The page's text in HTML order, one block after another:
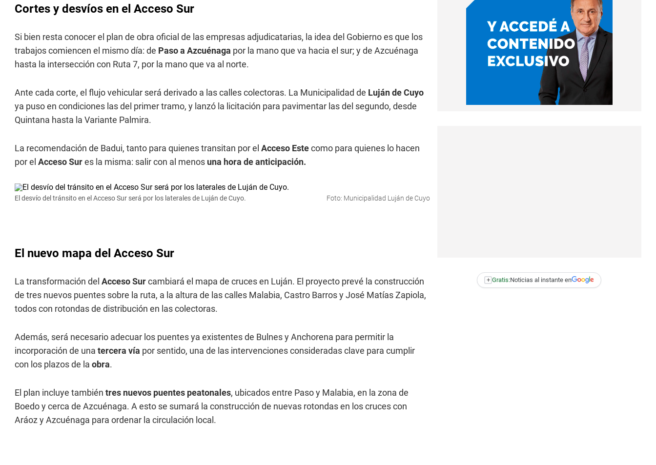
Cortes y desvíos en el Acceso Sur
Si bien resta conocer el plan de obra oficial de las empresas adjudicatarias, la idea del Gobierno es que los
trabajos comiencen el mismo día: de Paso a Azcuénaga por la mano que va hacia el sur; y de Azcuénaga
hasta la intersección con Ruta 7, por la mano que va al norte.
Ante cada corte, el flujo vehicular será derivado a las calles colectoras. La Municipalidad de Luján de Cuyo
ya puso en condiciones las del primer tramo, y lanzó la licitación para pavimentar las del segundo, desde
Quintana hasta la Variante Palmira.
La recomendación de Badui, tanto para quienes transitan por el Acceso Estecomo para quienes lo hacen
por el Acceso Sures la misma: salir con al menos una hora de anticipación.
El desvío del tránsito en el Acceso Sur será por los laterales de Luján de Cuyo. Foto: Municipalidad Luján de Cuyo
El nuevo mapa del Acceso Sur
La transformación del Acceso Surcambiará el mapa de cruces en Luján. El proyecto prevé la construcción
de tres nuevos puentes sobre la ruta, a la altura de las calles Malabia, Castro Barros y José Matías Zapiola,
todos con rotondas de distribución en las colectoras.
Además, será necesario adecuar los puentes ya existentes de Bulnes y Anchorena para permitir la
incorporación de una tercera vía por sentido, una de las intervenciones consideradas clave para cumplir
con los plazos de la obra.
El plan incluye también tres nuevos puentes peatonales, ubicados entre Paso y Malabia, en la zona de
Boedo y cerca de Azcuénaga. A esto se sumará la construcción de nuevas rotondas en los cruces con
Aráoz y Azcuénaga para ordenar la circulación local.
+ Gratis:Noticias al instante en